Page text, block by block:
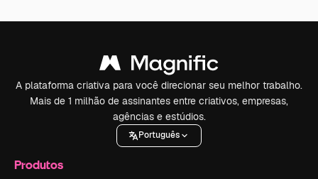
A plataforma criativa para você direcionar seu melhor trabalho.
Mais de 1 milhão de assinantes entre criativos, empresas,
agências e estúdios.
Português
Produtos